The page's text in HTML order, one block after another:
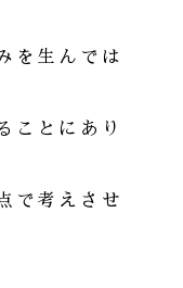
を生んでは
ことにあり
で考えさせ